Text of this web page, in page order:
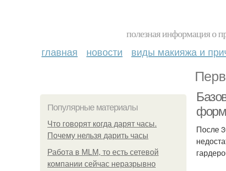
полезная информация о
главная новости виды макияжа и
Популярные материалы
Что говорят когда дарят часы.
Почему нельзя дарить часы
Работа в MLM, то есть сетевой
компании сейчас неразрывно
После